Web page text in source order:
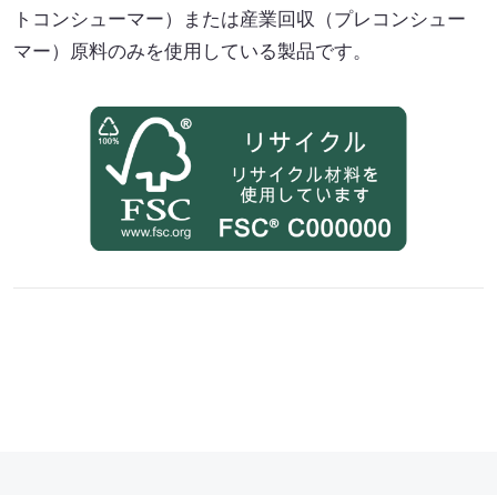
トコンシューマー）または産業回収（プレコンシュー
マー）原料のみを使用している製品です。